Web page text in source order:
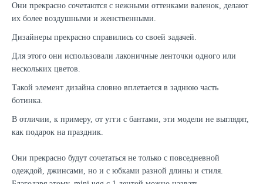
Они прекрасно сочетаются с нежными оттенками валенок, делают
их более воздушными и женственными.
Дизайнеры прекрасно справились со своей задачей.
Для этого они использовали лаконичные ленточки одного или
нескольких цветов.
Такой элемент дизайна словно вплетается в заднюю часть
ботинка.
В отличии, к примеру, от угги с бантами, эти модели не выглядят,
как подарок на праздник.
Они прекрасно будут сочетаться не только с повседневной
одеждой, джинсами, но и с юбками разной длины и стиля.